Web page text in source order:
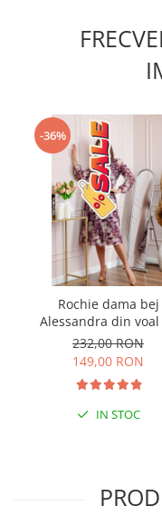
-36%
Rochie dama bej
Alessandra din voal
imprimeu floral si
talie
232,00 RON
149,00 RON
IN STOC